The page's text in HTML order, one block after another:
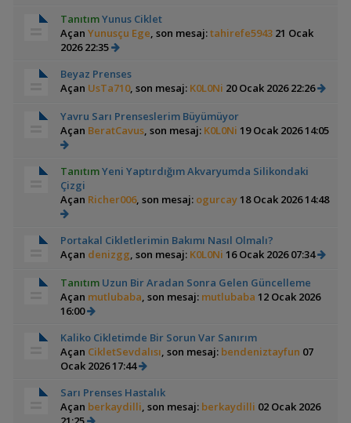
TanıtımYunus Ciklet
Açan Yunusçu Ege, son mesaj:tahirefe594321 Ocak
2026 22:35
Beyaz Prenses
Açan UsTa710, son mesaj: K0L0Ni 20 Ocak 2026 22:26
Yavru Sarı Prenseslerim Büyümüyor
Açan BeratCavus, son mesaj: K0L0Ni 19 Ocak 2026 14:05
TanıtımYeni Yaptırdığım Akvaryumda Silikondaki
Çizgi
Açan Richer006, son mesaj: ogurcay18 Ocak 2026 14:48
Portakal Cikletlerimin Bakımı Nasıl Olmalı?
Açan denizgg, son mesaj: K0L0Ni 16 Ocak 2026 07:34
TanıtımUzun Bir Aradan Sonra Gelen Güncelleme
Açan mutlubaba, son mesaj: mutlubaba 12 Ocak 2026
16:00
Kaliko Cikletimde Bir Sorun Var Sanırım
Açan CikletSevdalısı, son mesaj: bendeniztayfun 07
Ocak 2026 17:44
Sarı Prenses Hastalık
Açan berkaydilli, son mesaj: berkaydilli 02 Ocak 2026